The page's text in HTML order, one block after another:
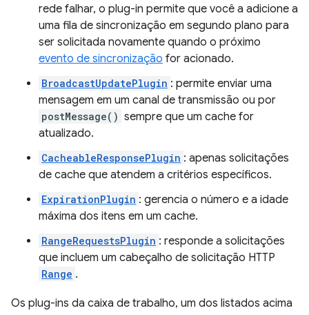
rede falhar, o plug-in permite que você a adicione a
uma fila de sincronização em segundo plano para
ser solicitada novamente quando o próximo
evento de sincronização for acionado.
BroadcastUpdatePlugin : permite enviar uma
mensagem em um canal de transmissão ou por
postMessage() sempre que um cache for
atualizado.
CacheableResponsePlugin : apenas solicitações
de cache que atendem a critérios específicos.
ExpirationPlugin : gerencia o número e a idade
máxima dos itens em um cache.
RangeRequestsPlugin : responde a solicitações
que incluem um cabeçalho de solicitação HTTP
Range .
Os plug-ins da caixa de trabalho, um dos listados acima